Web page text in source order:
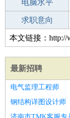
微信号码
电脑水平
外语水平
求职意向
本文链接：http://
最新招聘
电气监理工程师
钢结构详图设计师